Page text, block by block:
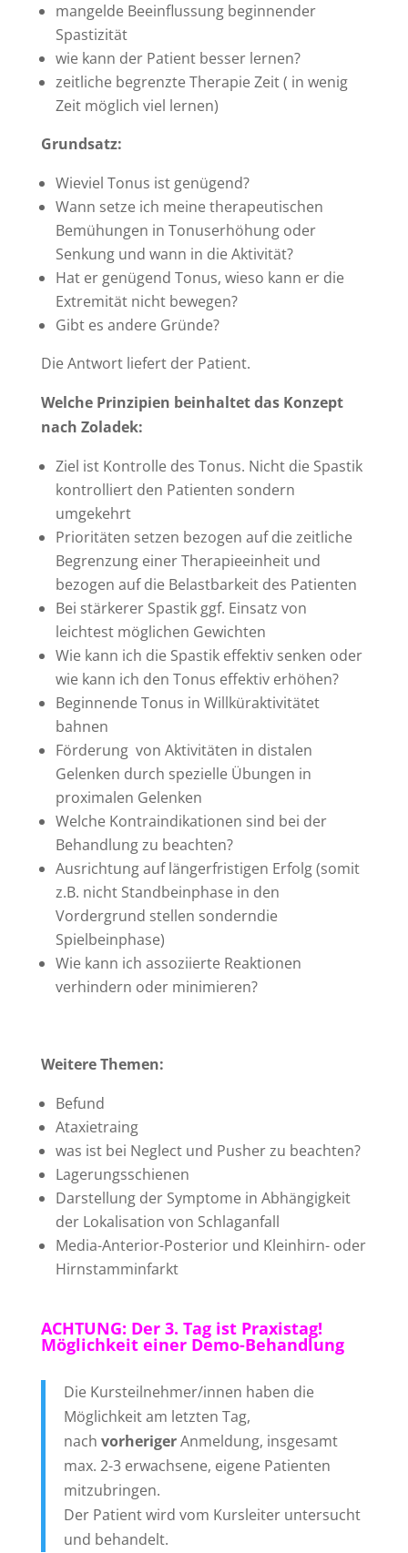
mangelde Beeinflussung beginnender
Spastizität
wie kann der Patient besser lernen?
zeitliche begrenzte Therapie Zeit ( in wenig
Zeit möglich viel lernen)
Grundsatz:
Wieviel Tonus ist genügend?
Wann setze ich meine therapeutischen
Bemühungen in Tonuserhöhung oder
Senkung und wann in die Aktivität?
Hat er genügend Tonus, wieso kann er die
Extremität nicht bewegen?
Gibt es andere Gründe?
Die Antwort liefert der Patient.
Welche Prinzipien beinhaltet das Konzept
nach Zoladek:
Ziel ist Kontrolle des Tonus. Nicht die Spastik
kontrolliert den Patienten sondern
umgekehrt
Prioritäten setzen bezogen auf die zeitliche
Begrenzung einer Therapieeinheit und
bezogen auf die Belastbarkeit des Patienten
Bei stärkerer Spastik ggf. Einsatz von
leichtest möglichen Gewichten
Wie kann ich die Spastik effektiv senken oder
wie kann ich den Tonus effektiv erhöhen?
Beginnende Tonus in Willküraktivitätet
bahnen
Förderung von Aktivitäten in distalen
Gelenken durch spezielle Übungen in
proximalen Gelenken
Welche Kontraindikationen sind bei der
Behandlung zu beachten?
Ausrichtung auf längerfristigen Erfolg (somit
z.B. nicht Standbeinphase in den
Vordergrund stellen sonderndie
Spielbeinphase)
Wie kann ich assoziierte Reaktionen
verhindern oder minimieren?
Weitere Themen:
Befund
Ataxietraing
was ist bei Neglect und Pusher zu beachten?
Lagerungsschienen
Darstellung der Symptome in Abhängigkeit
der Lokalisation von Schlaganfall
Media-Anterior-Posterior und Kleinhirn- oder
Hirnstamminfarkt
ACHTUNG: Der 3. Tag ist Praxistag!
Möglichkeit einer Demo-Behandlung
Die Kursteilnehmer/innen haben die
Möglichkeit am letzten Tag,
nach vorherigerAnmeldung, insgesamt
max. 2-3 erwachsene, eigene Patienten
mitzubringen.
Der Patient wird vom Kursleiter untersucht
und behandelt.